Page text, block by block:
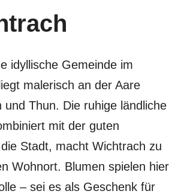
idyllische Gemeinde im
malerisch an der Aare
und Thun. Die ruhige ländliche
mit der guten
Stadt, macht Wichtrach zu
Wohnort. Blumen spielen hier
– sei es als Geschenk für